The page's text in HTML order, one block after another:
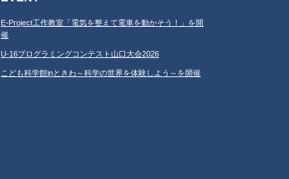
E-Project工作教室「電気を整えて電車を動かそう！」を開
催
U-16プログラミングコンテスト山口大会2026
こども科学館inときわ～科学の世界を体験しよう～を開催